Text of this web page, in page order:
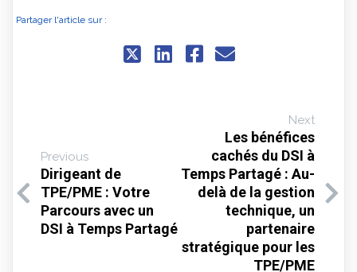
Partager l'article sur :
Previous
Dirigeant de
TPE/PME : Votre
Parcours avec un
DSI à Temps Partagé
Next
Les bénéfices
cachés du DSI à
Temps Partagé : Au-
delà de la gestion
technique, un
partenaire
stratégique pour les
TPE/PME